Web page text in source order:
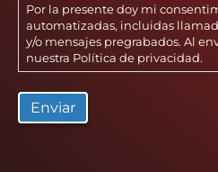
Por la presente doy mi
automatizadas, incluidas
y/o mensajes pregrabados. Al
nuestra Política de privacidad.